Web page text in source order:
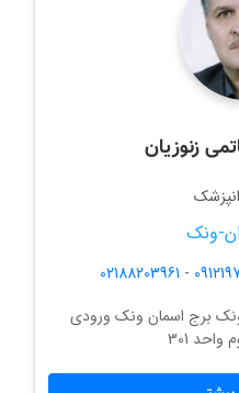
زنوزیان
ونک
-
02188203961
برج اسمان ونک ورودی
301